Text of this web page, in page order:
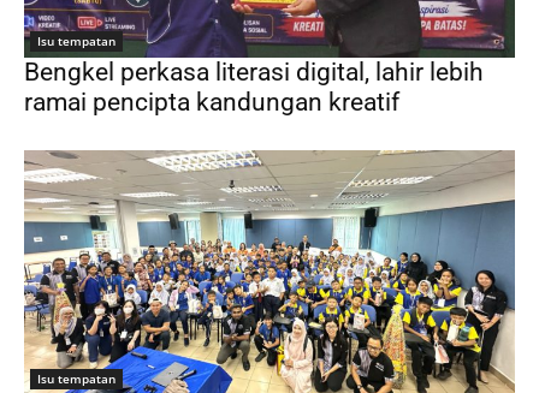
Isu tempatan
Bengkel perkasa literasi digital, lahir lebih
ramai pencipta kandungan kreatif
Isu tempatan